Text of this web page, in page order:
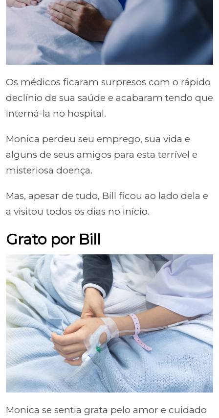
Os médicos ficaram surpresos com o rápido
declínio de sua saúde e acabaram tendo que
interná-la no hospital.
Monica perdeu seu emprego, sua vida e
alguns de seus amigos para esta terrível e
misteriosa doença.
Mas, apesar de tudo, Bill ficou ao lado dela e
a visitou todos os dias no início.
Grato por Bill
Monica se sentia grata pelo amor e cuidado